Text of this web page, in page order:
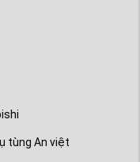
tùng An việt